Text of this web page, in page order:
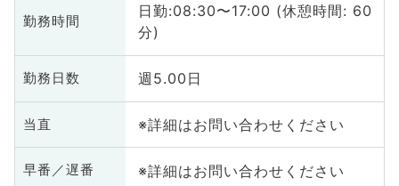
勤務時間
日勤:08:30〜17:00 (休憩時間: 60
分)
勤務日数 週5.00日
当直 ※詳細はお問い合わせください
早番／遅番 ※詳細はお問い合わせください